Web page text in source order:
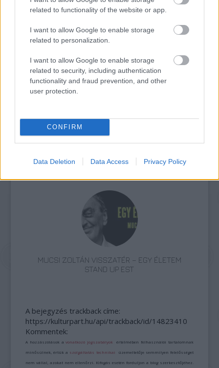
related to functionality of the website or app.
I want to allow Google to enable storage
related to personalization.
I want to allow Google to enable storage
related to security, including authentication
functionality and fraud prevention, and other
user protection.
CONFIRM
Data Deletion Data Access Privacy Policy
AZ EMBERSÉG ÜNNEPE
VECSEI H. MIKLÓS A ZSÁMBÉKI NYÁRI
MUCSI ZOLTÁN VISSZATÉR – EGY ÉLETEM
STAND UP EST
A bejegyzés trackback címe:
https://kulturpart.hu/api/trackback/id/14823410
Kommentek:
A hozzászólások avonatkozó jogszabályok értelmében felhasználói tartalomnak
minősülnek, értük a szolgáltatás technikai üzemeltetője semmilyen felelősséget
nem vállal, azokat nem ellenőrzi. Kifogás esetén forduljon a blog szerkesztőjéhez.